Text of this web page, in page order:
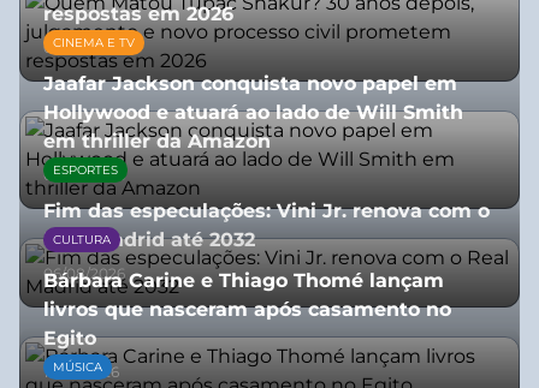
respostas em 2026
05/08/2026
CINEMA E TV
Jaafar Jackson conquista novo papel em
Hollywood e atuará ao lado de Will Smith
em thriller da Amazon
06/08/2026
ESPORTES
Fim das especulações: Vini Jr. renova com o
Real Madrid até 2032
06/08/2026
CULTURA
Bárbara Carine e Thiago Thomé lançam
livros que nasceram após casamento no
Egito
10/07/2026
MÚSICA